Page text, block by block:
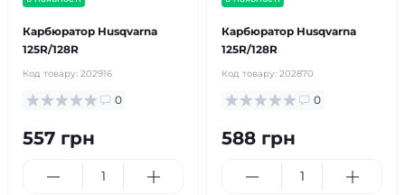
Карбюратор Husqvarna
125R/128R
Код товару: 202916
0
557 грн
Карбюратор Husqvarna
125R/128R
Код товару: 202870
0
588 грн